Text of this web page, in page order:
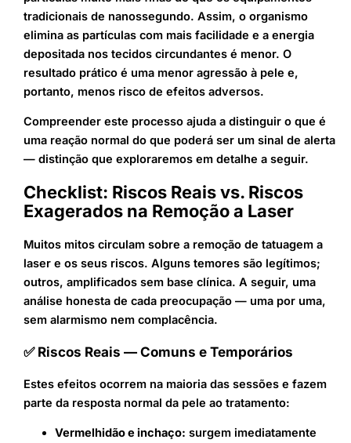
tradicionais de nanossegundo. Assim, o organismo
elimina as partículas com mais facilidade e a energia
depositada nos tecidos circundantes é menor. O
resultado prático é uma menor agressão à pele e,
portanto, menos risco de efeitos adversos.
Compreender este processo ajuda a distinguir o que é
uma reação normal do que poderá ser um sinal de alerta
— distinção que exploraremos em detalhe a seguir.
Checklist: Riscos Reais vs. Riscos
Exagerados na Remoção a Laser
Muitos mitos circulam sobre a remoção de tatuagem a
laser e os seus riscos. Alguns temores são legítimos;
outros, amplificados sem base clínica. A seguir, uma
análise honesta de cada preocupação — uma por uma,
sem alarmismo nem complacência.
✅ Riscos Reais — Comuns e Temporários
Estes efeitos ocorrem na maioria das sessões e fazem
parte da resposta normal da pele ao tratamento:
Vermelhidão e inchaço: surgem imediatamente